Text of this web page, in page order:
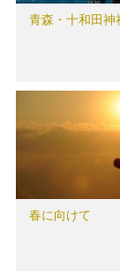
青森・十和田神
春に向けて